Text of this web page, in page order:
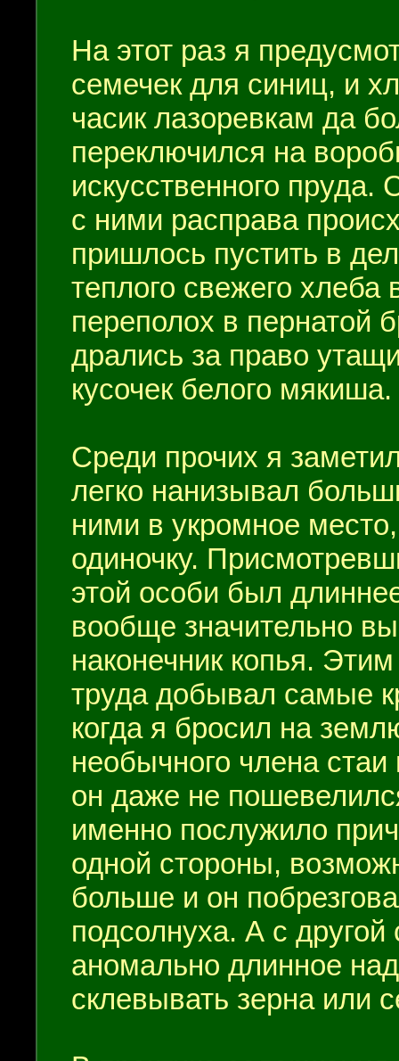
На этот раз я
семечек для синиц, и
часик лазоревкам да
переключился на
искусственного
с ними расправа
пришлось пустить в
теплого свежего
переполох в пернатой
дрались за право
кусочек белого мякиша.
Среди прочих я
легко нанизывал
ними в укромное
одиночку.
этой особи был
вообще значительно
наконечник копья.
труда добывал самые
когда я бросил на
необычного члена
он даже не
именно послужило
одной стороны,
больше и он
подсолнуха. А с
аномально длинное
склевывать зерна или